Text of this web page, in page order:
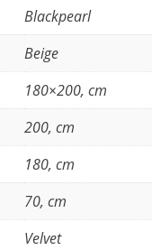
Blackpearl
Beige
180×200, cm
200, cm
180, cm
70, cm
Velvet